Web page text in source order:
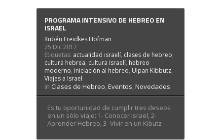
PROGRAMA INTENSIVO DE HEBREO EN
ISRAEL
Rubén Freidkes Hofman
25 Dic 2017
Etiquetas: actualidad israelí, clases de hebreo,
cultura hebrea, cultura israelí, hebreo
moderno, iniciación al hebreo, Ulpan Kibbutz,
Viajes a Israel
In Clases de Hebreo,Eventos,Novedades
Es tu oportunidad de cumplir tres deseos
en un sólo viaje: 1- Conocer Israel, 2-
Aprender Hebreo, 3- Vivir en un Kibutz